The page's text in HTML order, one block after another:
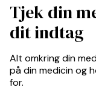
Tjek din
dit indtag
Alt omkring din
på din medicin og
for.